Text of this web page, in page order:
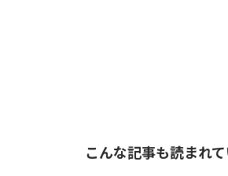
こんな記事も読まれ